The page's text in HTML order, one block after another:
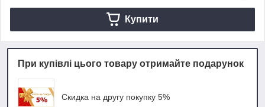
Купити
При купівлі цього товару отримайте подарунок
Скидка на другу покупку 5%